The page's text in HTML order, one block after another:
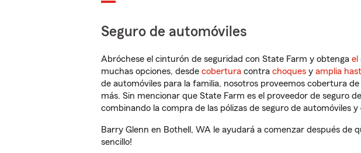
Seguro de automóviles
Abróchese el cinturón de seguridad con State Farm y obtenga el
muchas opciones, desde cobertura contra choques y amplia
de automóviles para la familia, nosotros proveemos cobertura
más. Sin mencionar que State Farm es el proveedor de seguro
combinando la compra de las pólizas de seguro de automóviles y
Barry Glenn en Bothell, WA le ayudará a comenzar después de
sencillo!